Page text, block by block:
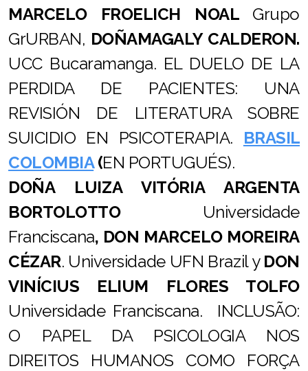
MARCELO FROELICH NOAL Grupo
GrURBAN, DOÑAMAGALY CALDERON.
UCC Bucaramanga. EL DUELO DE LA
PERDIDA DE PACIENTES: UNA
REVISIÓN DE LITERATURA SOBRE
SUICIDIO EN PSICOTERAPIA. BRASIL
COLOMBIA(EN PORTUGUÉS).
DOÑA LUIZA VITÓRIA ARGENTA
BORTOLOTTO Universidade
Franciscana, DON MARCELO MOREIRA
CÉZAR. Universidade UFN Brazil y DON
VINÍCIUS ELIUM FLORES TOLFO
Universidade Franciscana. INCLUSÃO:
O PAPEL DA PSICOLOGIA NOS
DIREITOS HUMANOS COMO FORÇA